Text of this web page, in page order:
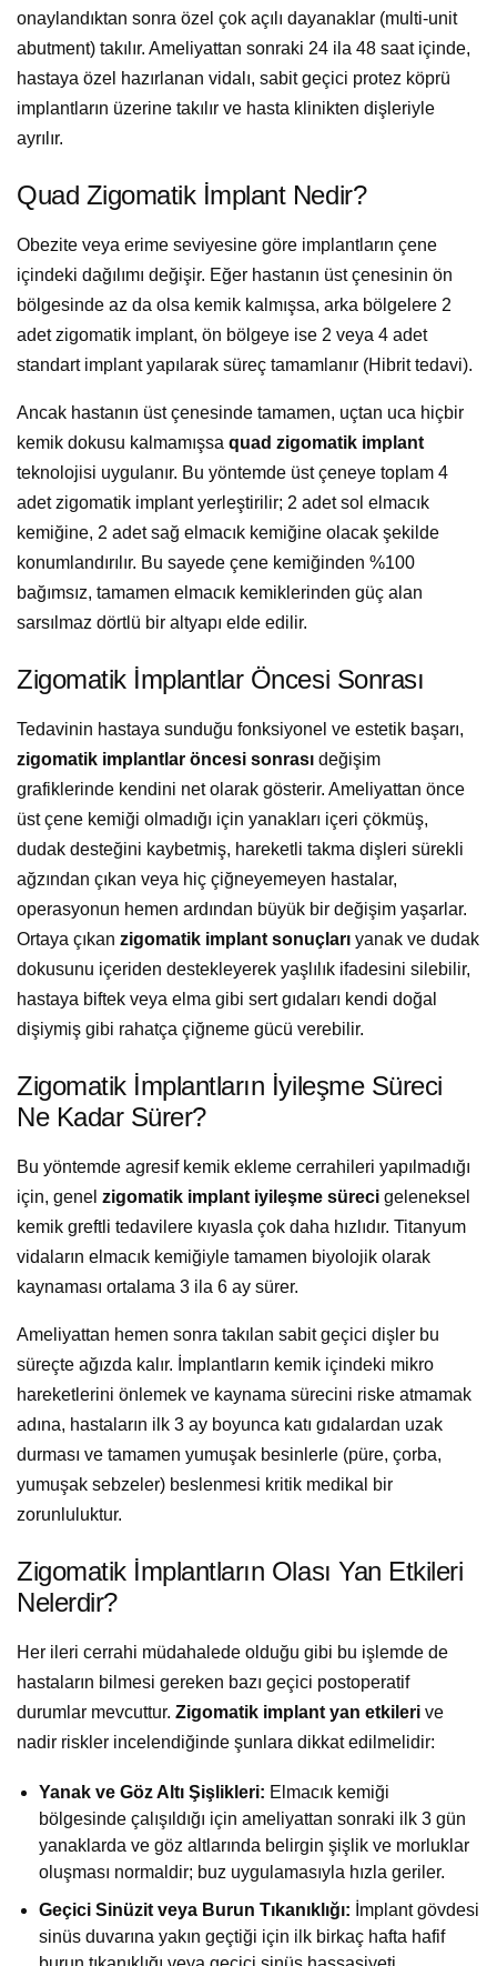
onaylandıktan sonra özel çok açılı dayanaklar (multi-unit
abutment) takılır. Ameliyattan sonraki 24 ila 48 saat içinde,
hastaya özel hazırlanan vidalı, sabit geçici protez köprü
implantların üzerine takılır ve hasta klinikten dişleriyle
ayrılır.
Quad Zigomatik İmplant Nedir?
Obezite veya erime seviyesine göre implantların çene
içindeki dağılımı değişir. Eğer hastanın üst çenesinin ön
bölgesinde az da olsa kemik kalmışsa, arka bölgelere 2
adet zigomatik implant, ön bölgeye ise 2 veya 4 adet
standart implant yapılarak süreç tamamlanır (Hibrit tedavi).
Ancak hastanın üst çenesinde tamamen, uçtan uca hiçbir
kemik dokusu kalmamışsa quad zigomatik implant
teknolojisi uygulanır. Bu yöntemde üst çeneye toplam 4
adet zigomatik implant yerleştirilir; 2 adet sol elmacık
kemiğine, 2 adet sağ elmacık kemiğine olacak şekilde
konumlandırılır. Bu sayede çene kemiğinden %100
bağımsız, tamamen elmacık kemiklerinden güç alan
sarsılmaz dörtlü bir altyapı elde edilir.
Zigomatik İmplantlar Öncesi Sonrası
Tedavinin hastaya sunduğu fonksiyonel ve estetik başarı,
zigomatik implantlar öncesi sonrası değişim
grafiklerinde kendini net olarak gösterir. Ameliyattan önce
üst çene kemiği olmadığı için yanakları içeri çökmüş,
dudak desteğini kaybetmiş, hareketli takma dişleri sürekli
ağzından çıkan veya hiç çiğneyemeyen hastalar,
operasyonun hemen ardından büyük bir değişim yaşarlar.
Ortaya çıkan zigomatik implant sonuçları yanak ve dudak
dokusunu içeriden destekleyerek yaşlılık ifadesini silebilir,
hastaya biftek veya elma gibi sert gıdaları kendi doğal
dişiymiş gibi rahatça çiğneme gücü verebilir.
Zigomatik İmplantların İyileşme Süreci
Ne Kadar Sürer?
Bu yöntemde agresif kemik ekleme cerrahileri yapılmadığı
için, genel zigomatik implant iyileşme süreci geleneksel
kemik greftli tedavilere kıyasla çok daha hızlıdır. Titanyum
vidaların elmacık kemiğiyle tamamen biyolojik olarak
kaynaması ortalama 3 ila 6 ay sürer.
Ameliyattan hemen sonra takılan sabit geçici dişler bu
süreçte ağızda kalır. İmplantların kemik içindeki mikro
hareketlerini önlemek ve kaynama sürecini riske atmamak
adına, hastaların ilk 3 ay boyunca katı gıdalardan uzak
durması ve tamamen yumuşak besinlerle (püre, çorba,
yumuşak sebzeler) beslenmesi kritik medikal bir
zorunluluktur.
Zigomatik İmplantların Olası Yan Etkileri
Nelerdir?
Her ileri cerrahi müdahalede olduğu gibi bu işlemde de
hastaların bilmesi gereken bazı geçici postoperatif
durumlar mevcuttur. Zigomatik implant yan etkileri ve
nadir riskler incelendiğinde şunlara dikkat edilmelidir:
Yanak ve Göz Altı Şişlikleri: Elmacık kemiği
bölgesinde çalışıldığı için ameliyattan sonraki ilk 3 gün
yanaklarda ve göz altlarında belirgin şişlik ve morluklar
oluşması normaldir; buz uygulamasıyla hızla geriler.
Geçici Sinüzit veya Burun Tıkanıklığı: İmplant gövdesi
sinüs duvarına yakın geçtiği için ilk birkaç hafta hafif